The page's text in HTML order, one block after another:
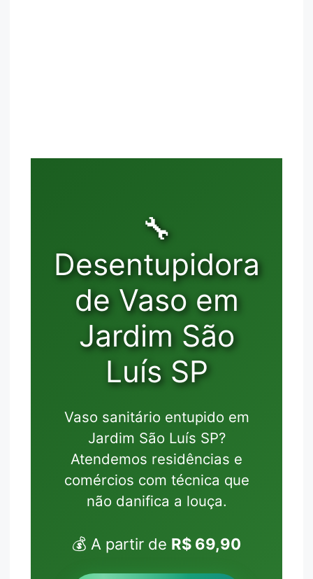
🔧
Desentupidora
de Vaso em
Jardim São
Luís SP
Vaso sanitário entupido em
Jardim São Luís SP?
Atendemos residências e
comércios com técnica que
não danifica a louça.
💰 A partir de R$ 69,90